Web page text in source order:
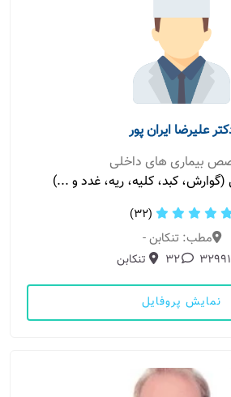
علیرضا ایران پور
بیماری های داخلی
کبد، کلیه، ریه، غدد و ...)
(32)
مطب: تنکابن -
32991
32 تنکابن
نمایش پروفایل